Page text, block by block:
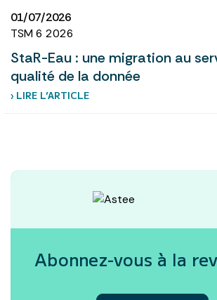
01/07/2026
TSM 6 2026
StaR-Eau : une migration au
qualité de la donnée
› LIRE L’ARTICLE
Abonnez-vous à la